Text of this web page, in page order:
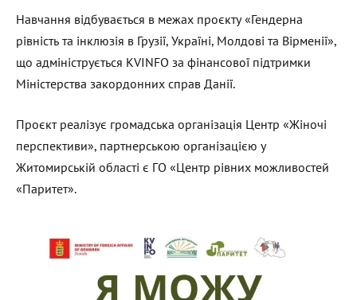
Навчання відбувається в межах проєкту «Гендерна
рівність та інклюзія в Грузії, Україні, Молдові та Вірменії»,
що адмініструється KVINFO за фінансової підтримки
Міністерства закордонних справ Данії.
Проєкт реалізує громадська організація Центр «Жіночі
перспективи», партнерською організацією у
Житомирській області є ГО «Центр рівних можливостей
«Паритет».